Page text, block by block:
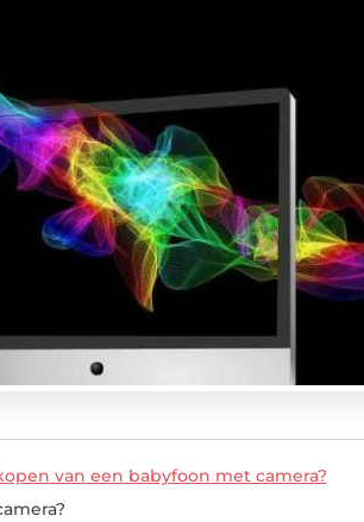
van een babyfoon met camera?